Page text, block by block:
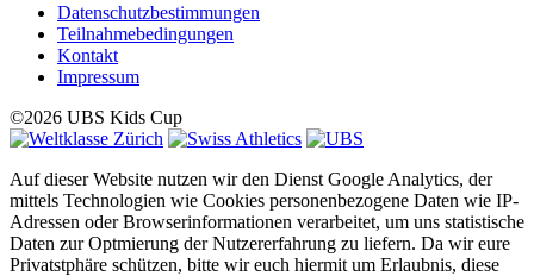
Datenschutzbestimmungen
Teilnahmebedingungen
Kontakt
Impressum
©2026 UBS Kids Cup
Auf dieser Website nutzen wir den Dienst Google Analytics, der
mittels Technologien wie Cookies personenbezogene Daten wie IP-
Adressen oder Browserinformationen verarbeitet, um uns statistische
Daten zur Optmierung der Nutzererfahrung zu liefern. Da wir eure
Privatstphäre schützen, bitte wir euch hiermit um Erlaubnis, diese